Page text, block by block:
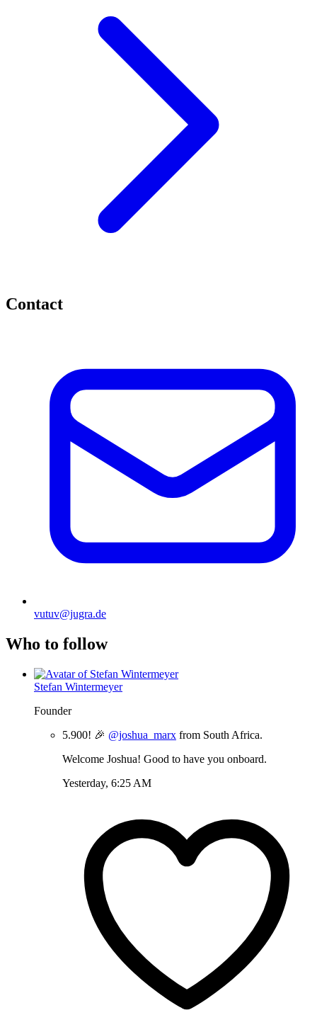
Contact
vutuv@jugra.de
Who to follow
Stefan Wintermeyer
Founder
5.900! 🎉 @joshua_marx from South Africa.
Welcome Joshua! Good to have you onboard.
Yesterday, 6:25 AM